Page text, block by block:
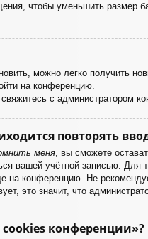
чтобы уменьшить размер
можно легко получить
на конференцию.
с администратором
повторять
меня, вы сможете
вашей учётной записью.
на конференцию. Не
это значит, что
конференции»?